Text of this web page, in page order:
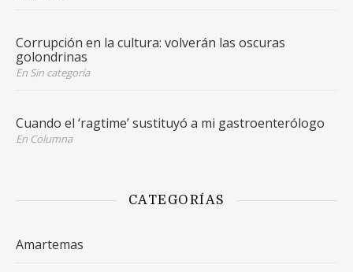
Corrupción en la cultura: volverán las oscuras
golondrinas
En Sin categoría
Cuando el ‘ragtime’ sustituyó a mi gastroenterólogo
En Columna
CATEGORÍAS
Amartemas